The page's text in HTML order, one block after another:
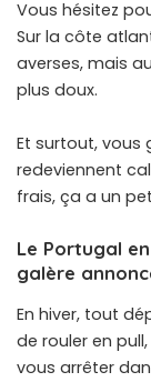
Vous hésitez
Sur la côte
averses, mais
plus doux.
Et surtout, vous
redeviennent
frais, ça a un
Le Portugal
galère
En hiver, tout
de rouler en
vous arrêter